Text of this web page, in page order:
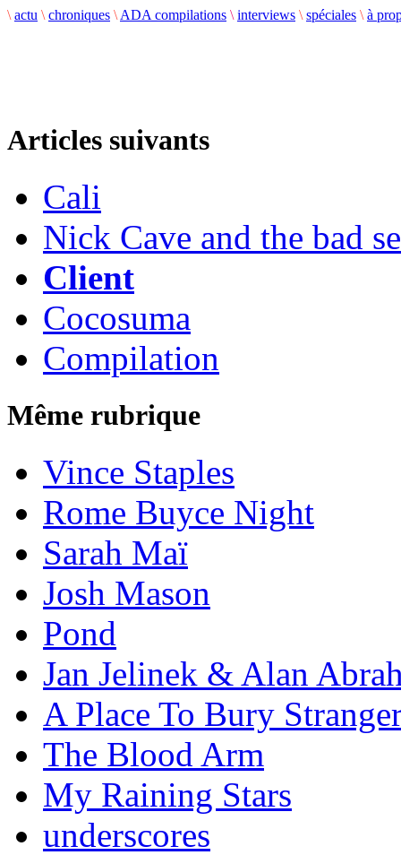
\ actu \ chroniques \ ADA compilations \ interviews \ spéciales \ à
Articles suivants
Cali
Nick Cave and the bad
Client
Cocosuma
Compilation
Même rubrique
Vince Staples
Rome Buyce Night
Sarah Maï
Josh Mason
Pond
Jan Jelinek & Alan
A Place To Bury
The Blood Arm
My Raining Stars
underscores